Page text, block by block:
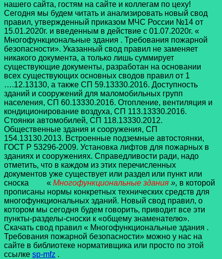
нашего сайта, гостям на сайте и коллегам по цеху!
Сегодня мы будем читать и анализировать новый свод
правил, утвержденный приказом МЧС России №14 от
15.01.2020г. и введенным в действие с 01.07.2020г. «
Многофункциональные здания . Требования пожарной
безопасности». Указанный свод правил не заменяет
никакого документа, а только лишь суммирует
существующие документы, разработан на основании
всех существующих основных сводов правил от 1
….12.13130, а также СП 59.13330.2016. Доступность
зданий и сооружений для маломобильных групп
населения, СП 60.13330.2016. Отопление, вентиляция и
кондиционирование воздуха, СП 113.13330.2016.
Стоянки автомобилей, СП 118.13330.2012.
Общественные здания и сооружения, СП
154.13130.2013. Встроенные подземные автостоянки,
ГОСТ Р 53296-2009. Установка лифтов для пожарных в
зданиях и сооружениях. Справедливости ради, надо
отметить, что в каждом из этих перечисленных
документов уже существует или раздел или пункт или
сноска « Многофункциональные здания », в которой
прописаны нормы конкретных технических средств для
многофункциональных зданий. Новый свод правил, о
котором мы сегодня будем говорить, приводит все эти
пункты-разделы-сноски к «общему знаменателю».
Скачать свод правил « Многофункциональные здания .
Требования пожарной безопасности» можно у нас на
сайте в библиотеке нормативщика или просто по этой
ссылке sp-mfz .